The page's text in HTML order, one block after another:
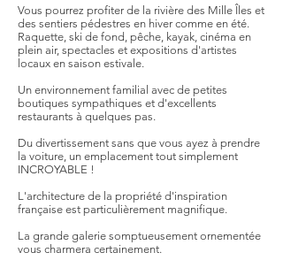
Vous pourrez profiter de la rivière des Mille Îles et
des sentiers pédestres en hiver comme en été.
Raquette, ski de fond, pêche, kayak, cinéma en
plein air, spectacles et expositions d'artistes
locaux en saison estivale.
Un environnement familial avec de petites
boutiques sympathiques et d'excellents
restaurants à quelques pas.
Du divertissement sans que vous ayez à prendre
la voiture, un emplacement tout simplement
INCROYABLE !
L'architecture de la propriété d'inspiration
française est particulièrement magnifique.
La grande galerie somptueusement ornementée
vous charmera certainement.